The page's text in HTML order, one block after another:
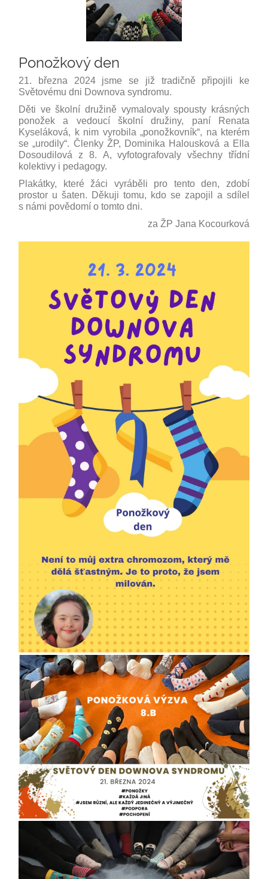
Ponožkový den
21. března 2024 jsme se již tradičně připojili ke
Světovému dni Downova syndromu.
Děti ve školní družině vymalovaly spousty krásných
ponožek a vedoucí školní družiny, paní Renata
Kyseláková, k nim vyrobila „ponožkovník“, na kterém
se „urodily“. Členky ŽP, Dominika Halousková a Ella
Dosoudilová z 8. A, vyfotografovaly všechny třídní
kolektivy i pedagogy.
Plakátky, které žáci vyráběli pro tento den, zdobí
prostor u šaten. Děkuji tomu, kdo se zapojil a sdílel
s námi povědomí o tomto dni.
za ŽP Jana Kocourková